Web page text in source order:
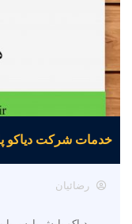
خدمات شرکت دیاکو
رضائیان